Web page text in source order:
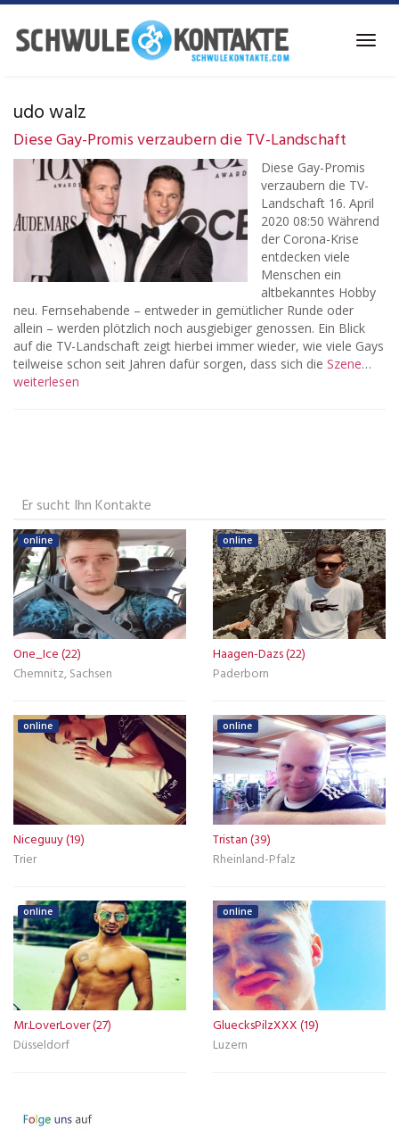
Skip
main
udo walz
Diese Gay-Promis verzaubern die TV-Landschaft
Diese Gay-Promis
verzaubern die TV-
Landschaft 16. April
2020 08:50 Während
der Corona-Krise
entdecken viele
Menschen ein
altbekanntes Hobby
neu. Fernsehabende – entweder in gemütlicher Runde oder
allein – werden plötzlich noch ausgiebiger genossen. Ein Blick
auf die TV-Landschaft zeigt hierbei immer wieder, wie viele Gays
teilweise schon seit Jahren dafür sorgen, dass sich die Szene…
weiterlesen
Er sucht Ihn Kontakte
online
One_Ice (22)
Chemnitz, Sachsen
online
Haagen-Dazs (22)
Paderborn
online
Niceguuy (19)
Trier
online
Tristan (39)
Rheinland-Pfalz
online
Mr.LoverLover (27)
Düsseldorf
online
GluecksPilzXXX (19)
Luzern